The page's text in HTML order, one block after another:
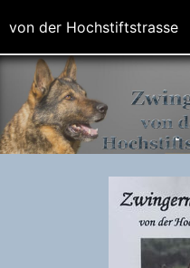
von der Hochstiftstrasse